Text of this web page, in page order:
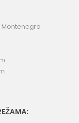
Montenegro